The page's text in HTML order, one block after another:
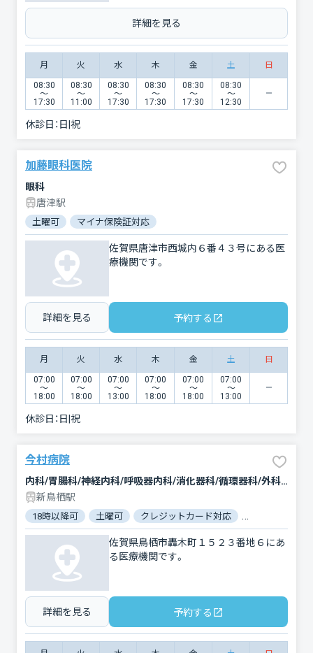
詳細を見る
月 火 水 木 金 土 日
08:30
〜
17:30
08:30
〜
11:00
08:30
〜
17:30
08:30
〜
17:30
08:30
〜
17:30
08:30
〜
12:30
休診日： 日|祝
加藤眼科医院
眼科
唐津駅
土曜可 マイナ保険証対応
佐賀県唐津市西城内６番４３号にある医
療機関です。
詳細を見る 予約する
月 火 水 木 金 土 日
07:00
〜
18:00
07:00
〜
18:00
07:00
〜
13:00
07:00
〜
18:00
07:00
〜
18:00
07:00
〜
13:00
休診日： 日|祝
今村病院
内科/胃腸科/神経内科/呼吸器内科/消化器科/循環器科/外科/心臓血管外科/整形外科/脳神経外科/呼吸器外科/泌尿器科/アレルギー科/耳鼻咽喉科/リハビリテーション/放射線科/救急科/形成外科/婦人科/眼科/小児科/麻酔科/歯科口腔外科/肛門科
新鳥栖駅
18時以降可 土曜可 クレジットカード対応
佐賀県鳥栖市轟木町１５２３番地６にあ
る医療機関です。
詳細を見る 予約する